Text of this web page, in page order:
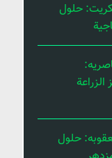
حلول
حلول